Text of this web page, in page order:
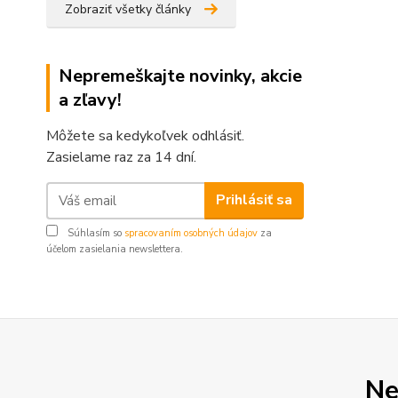
Zobraziť všetky články
Nepremeškajte novinky, akcie
a zľavy!
Môžete sa kedykoľvek odhlásiť.
Zasielame raz za 14 dní.
Prihlásiť sa
Súhlasím so spracovaním osobných údajov za
účelom zasielania newslettera.